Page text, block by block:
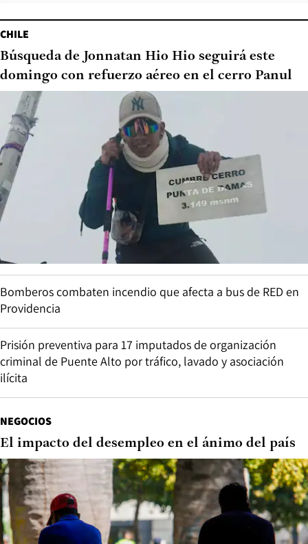
CHILE
Búsqueda de Jonnatan Hio Hio seguirá este
domingo con refuerzo aéreo en el cerro Panul
Bomberos combaten incendio que afecta a bus de RED en
Providencia
Prisión preventiva para 17 imputados de organización
criminal de Puente Alto por tráfico, lavado y asociación
ilícita
NEGOCIOS
El impacto del desempleo en el ánimo del país